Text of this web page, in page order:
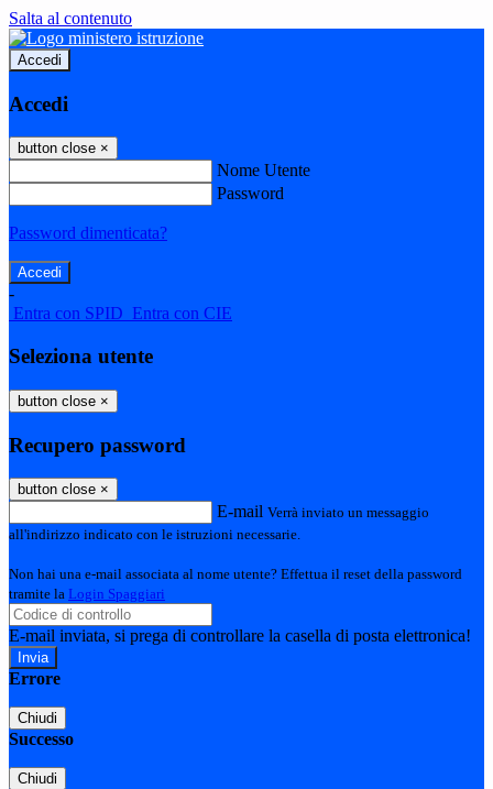
Salta al contenuto
Accedi
Accedi
button close ×
Nome Utente
Password
Password dimenticata?
-
Entra con SPID Entra con CIE
Seleziona utente
button close ×
Recupero password
button close ×
E-mail Verrà inviato un messaggio
all'indirizzo indicato con le istruzioni necessarie.
Non hai una e-mail associata al nome utente? Effettua il reset della password
tramite la Login Spaggiari
E-mail inviata, si prega di controllare la casella di posta elettronica!
Errore
Chiudi
Successo
Chiudi